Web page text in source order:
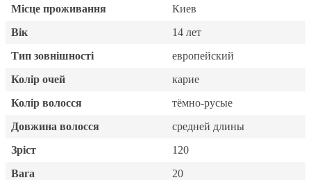
Місце проживання
Киев
Вік
14 лет
Тип зовнішності
европейский
Колір очей
карие
Колір волосся
тёмно-русые
Довжина волосся
средней длины
Зріст
120
Вага
20